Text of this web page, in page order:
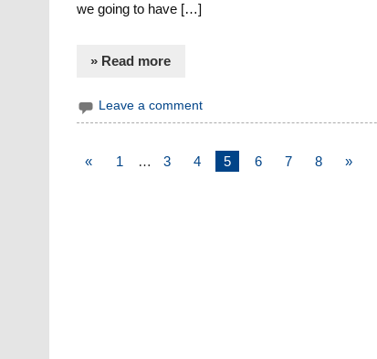
we going to have […]
» Read more
Leave a comment
« 1 … 3 4 5 6 7 8 »